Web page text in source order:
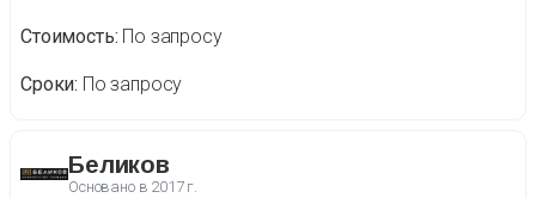
Стоимость По запросу
Сроки По запросу
Беликов
Основано в 2017 г.